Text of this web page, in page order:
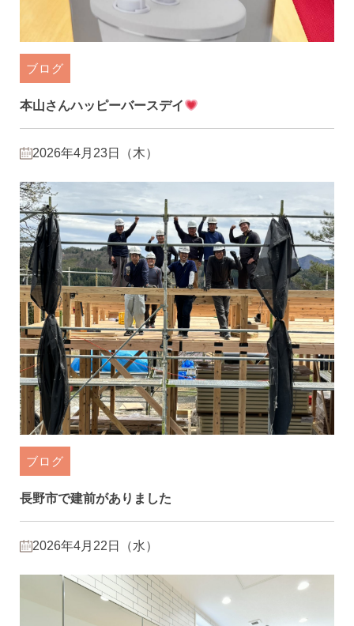
ブログ
本山さんハッピーバースデイ
2026年4月23日（木）
ブログ
長野市で建前がありました
2026年4月22日（水）